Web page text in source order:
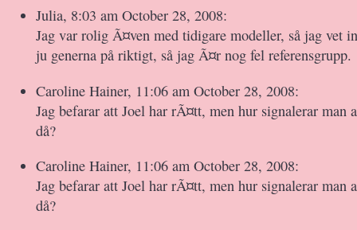
Julia, 8:03 am October 28, 2008:
Jag var rolig Ã¤ven med tidigare modeller, så jag vet
ju generna på riktigt, så jag Ã¤r nog fel referensgrupp.
Caroline Hainer, 11:06 am October 28, 2008:
Jag befarar att Joel har rÃ¤tt, men hur signalerar man
då?
Caroline Hainer, 11:06 am October 28, 2008:
Jag befarar att Joel har rÃ¤tt, men hur signalerar man
då?